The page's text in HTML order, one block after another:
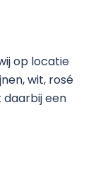
op locatie
wit, rosé
daarbij een